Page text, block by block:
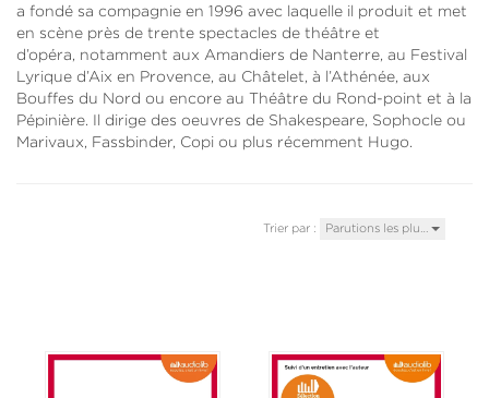
a fondé sa compagnie en 1996 avec laquelle il produit et met
en scène près de trente spectacles de théâtre et
d’opéra, notamment aux Amandiers de Nanterre, au Festival
Lyrique d’Aix en Provence, au Châtelet, à l’Athénée, aux
Bouffes du Nord ou encore au Théâtre du Rond-point et à la
Pépinière. Il dirige des oeuvres de Shakespeare, Sophocle ou
Marivaux, Fassbinder, Copi ou plus récemment Hugo.
Trier par : Parutions les plu…